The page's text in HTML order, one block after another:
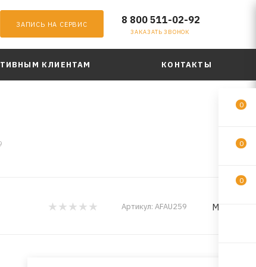
ЗАПИСЬ НА СЕРВИС 8 800 511-02-92
ЗАКАЗАТЬ ЗВОНОК
КЛИЕНТАМ КОНТАКТЫ
Артикул: AFAU259 MILES
0
0
0